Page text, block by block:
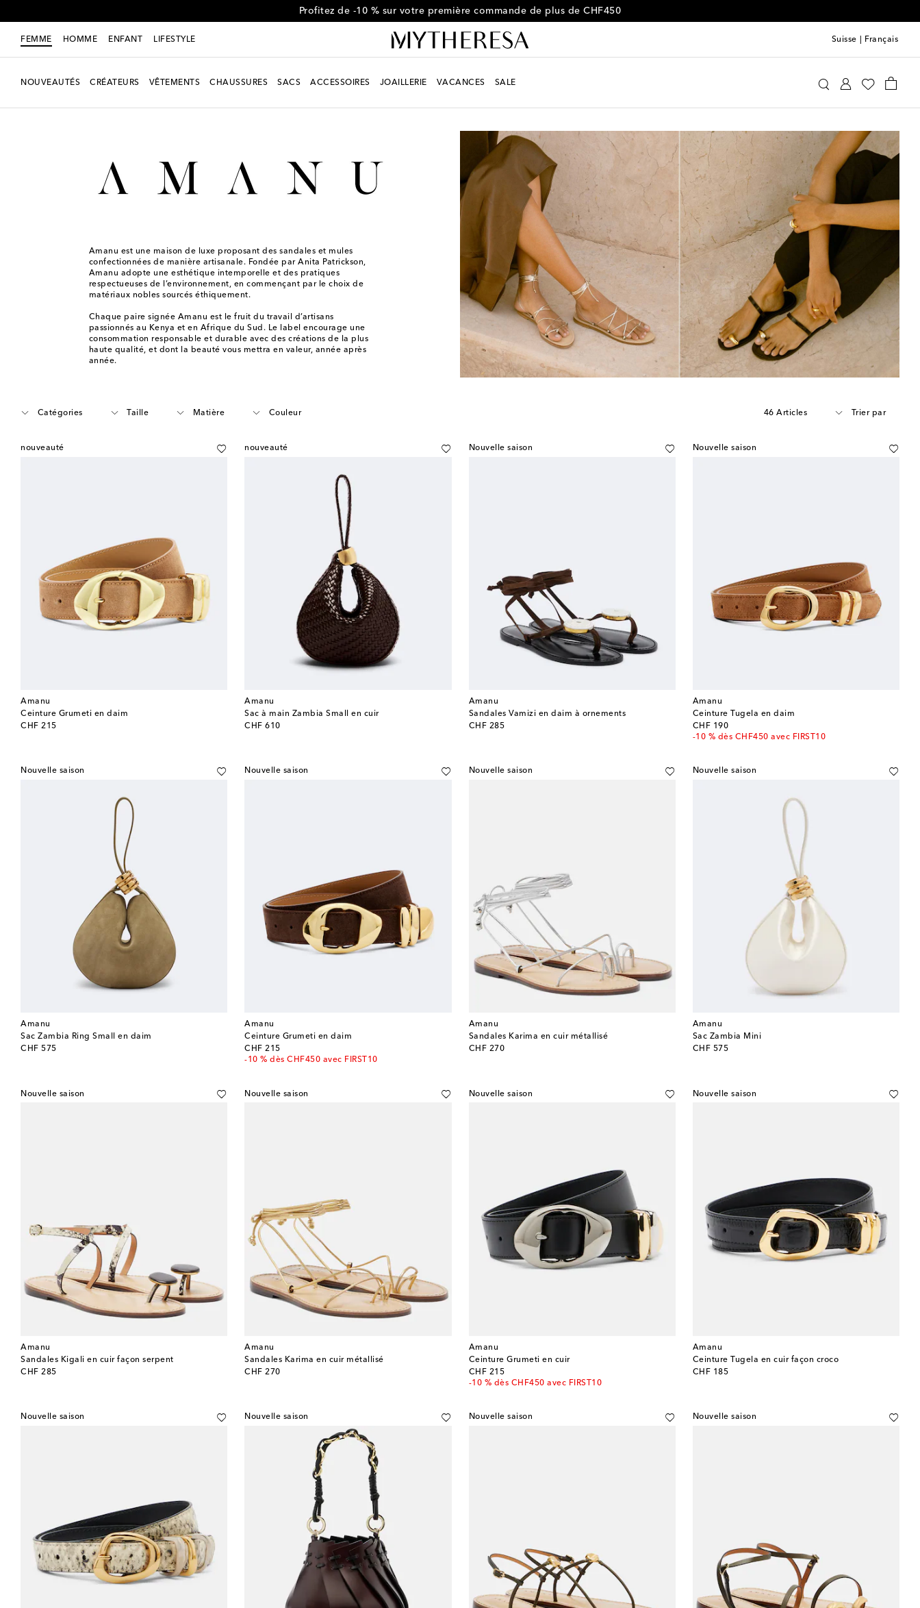
Profitez de -10 % sur votre première commande de plus de CHF450
FEMME HOMME ENFANT LIFESTYLE Suisse Français
NOUVEAUTÉS CRÉATEURS VÊTEMENTS CHAUSSURES SACS ACCESSOIRES JOAILLERIE VACANCES SALE
Amanu est une maison de luxe proposant des sandales et mules
confectionnées de manière artisanale. Fondée par Anita Patrickson,
Amanu adopte une esthétique intemporelle et des pratiques
respectueuses de l’environnement, en commençant par le choix de
matériaux nobles sourcés éthiquement.
Chaque paire signée Amanu est le fruit du travail d’artisans
passionnés au Kenya et en Afrique du Sud. Le label encourage une
consommation responsable et durable avec des créations de la plus
haute qualité, et dont la beauté vous mettra en valeur, année après
année.
Catégories Taille Matière Couleur 46 Articles Trier par
nouveauté
Amanu
Ceinture Grumeti en daim
CHF 215
original price
nouveauté
Amanu
Sac à main Zambia Small en cuir
CHF 610
original price
Nouvelle saison
Amanu
Sandales Vamizi en daim à ornements
CHF 285
original price
Nouvelle saison
Amanu
Ceinture Tugela en daim
CHF 190
original price
-10 % dès CHF450 avec FIRST10
Nouvelle saison
Amanu
Sac Zambia Ring Small en daim
CHF 575
original price
Nouvelle saison
Amanu
Ceinture Grumeti en daim
CHF 215
original price
-10 % dès CHF450 avec FIRST10
Nouvelle saison
Amanu
Sandales Karima en cuir métallisé
CHF 270
original price
Nouvelle saison
Amanu
Sac Zambia Mini
CHF 575
original price
Nouvelle saison
Amanu
Sandales Kigali en cuir façon serpent
CHF 285
original price
Nouvelle saison
Amanu
Sandales Karima en cuir métallisé
CHF 270
original price
Nouvelle saison
Amanu
Ceinture Grumeti en cuir
CHF 215
original price
-10 % dès CHF450 avec FIRST10
Nouvelle saison
Amanu
Ceinture Tugela en cuir façon croco
CHF 185
original price
Nouvelle saison Nouvelle saison Nouvelle saison Nouvelle saison